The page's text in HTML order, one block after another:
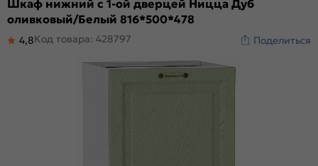
Шкаф нижний с 1-ой дверцей Ницца Дуб
оливковый/Белый 816*500*478
4,8Код товара: 428797 Поделиться